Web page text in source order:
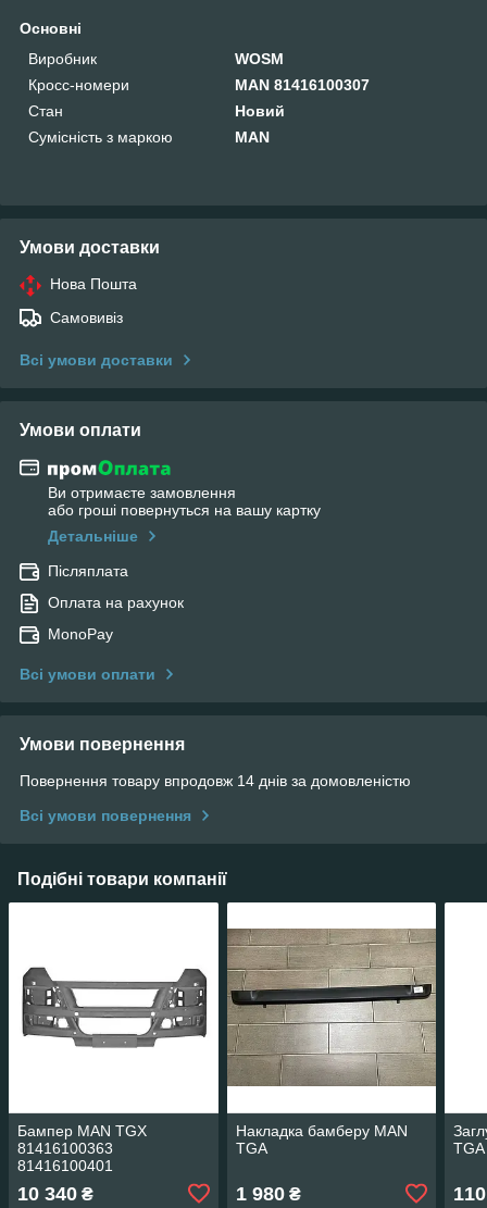
Основні
Виробник
WOSM
Кросс-номери
MAN 81416100307
Стан
Новий
Сумісність з маркою
MAN
Умови доставки
Нова Пошта
Самовивіз
Всі умови доставки
Умови оплати
Ви отримаєте замовлення
або гроші повернуться на вашу картку
Детальніше
Післяплата
Оплата на рахунок
MonoPay
Всі умови оплати
Умови повернення
Повернення товару впродовж 14 днів за домовленістю
Всі умови повернення
Подібні товари компанії
Бампер MAN TGX
81416100363
81416100401
10 340 ₴
Накладка бамберу MAN
TGA
1 980₴ 110